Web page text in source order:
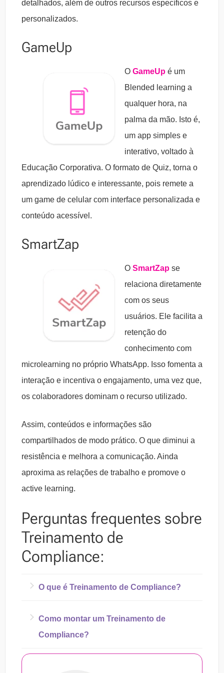
detalhados, além de outros recursos específicos e
personalizados.
GameUp
O GameUp é um
Blended learning a
qualquer hora, na
palma da mão. Isto é,
um app simples e
interativo, voltado à
Educação Corporativa. O formato de Quiz, torna o
aprendizado lúdico e interessante, pois remete a
um game de celular com interface personalizada e
conteúdo acessível.
SmartZap
O SmartZap se
relaciona diretamente
com os seus
usuários. Ele facilita a
retenção do
conhecimento com
microlearning no próprio WhatsApp. Isso fomenta a
interação e incentiva o engajamento, uma vez que,
os colaboradores dominam o recurso utilizado.
Assim, conteúdos e informações são
compartilhados de modo prático. O que diminui a
resistência e melhora a comunicação. Ainda
aproxima as relações de trabalho e promove o
active learning.
Perguntas frequentes sobre
Treinamento de
Compliance:
O que é Treinamento de Compliance?
Treinamento de Compliance é um método
através do qual se pretende capacitar os
Como montar um Treinamento de
Compliance?